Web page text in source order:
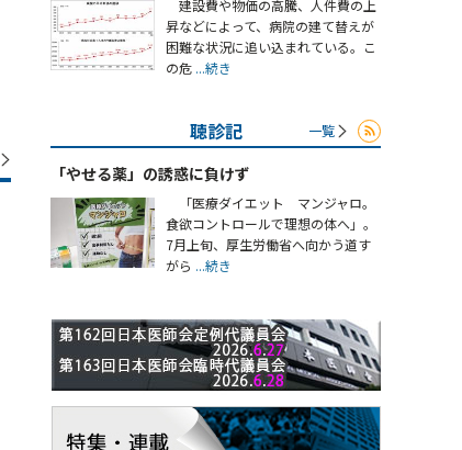
建設費や物価の高騰、人件費の上
昇などによって、病院の建て替えが
困難な状況に追い込まれている。こ
の危 ...続き
聴診記 一覧
「やせる薬」の誘惑に負けず
「医療ダイエット マンジャロ。
食欲コントロールで理想の体へ」。
7月上旬、厚生労働省へ向かう道す
がら ...続き